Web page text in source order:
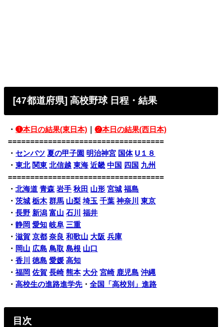
[47都道府県] 高校野球 日程・結果
・❶本日の結果(東日本) ｜❷本日の結果(西日本)
===================================
・ センバツ 夏の甲子園 明治神宮 国体 U１８
・東北 関東 北信越 東海 近畿 中国 四国 九州
===================================
・北海道 青森 岩手 秋田 山形 宮城 福島
・茨城 栃木 群馬 山梨 埼玉 千葉 神奈川
東京
・長野 新潟 富山 石川
福井
・静岡 愛知 岐阜 三重
・滋賀 京都 奈良 和歌山 大阪 兵庫
・ 岡山 広島 鳥取 島根 山口
・香川 徳島 愛媛 高知
・福岡 佐賀 長崎 熊本 大分 宮崎 鹿児島 沖縄
・高校生の進路進学先・全国「高校別」進路
目次